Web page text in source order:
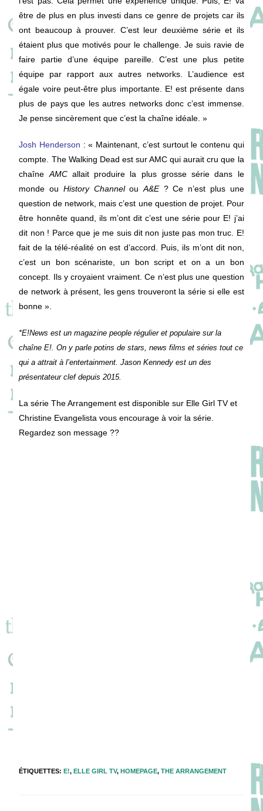
être de plus en plus investi dans ce genre de projets car ils
ont beaucoup à prouver. C’est leur deuxième série et ils
étaient plus que motivés pour le challenge. Je suis ravie de
faire partie d’une équipe pareille. C’est une plus petite
équipe par rapport aux autres networks. L’audience est
égale voire peut-être plus importante. E! est présente dans
plus de pays que les autres networks donc c’est immense.
Je pense sincèrement que c’est la chaîne idéale. »
Josh Henderson : « Maintenant, c’est surtout le contenu qui
compte. The Walking Dead est sur AMC qui aurait cru que la
chaîne AMCallait produire la plus grosse série dans le
monde ou History Channelou A&E? Ce n’est plus une
question de network, mais c’est une question de projet. Pour
être honnête quand, ils m’ont dit c’est une série pour E! j’ai
dit non ! Parce que je me suis dit non juste pas mon truc. E!
fait de la télé-réalité on est d’accord. Puis, ils m’ont dit non,
c’est un bon scénariste, un bon script et on a un bon
concept. Ils y croyaient vraiment. Ce n’est plus une question
de network à présent, les gens trouveront la série si elle est
bonne ».
*E!News est un magazine people régulier et populaire sur la
chaîne E!. On y parle potins de stars, news films et séries tout ce
qui a attrait à l’entertainment. Jason Kennedy est un des
présentateur clef depuis 2015.
La série The Arrangement est disponible sur Elle Girl TV et
Christine Evangelista vous encourage à voir la série.
Regardez son message ??
ÉTIQUETTES:E!, ELLE GIRL TV, HOMEPAGE, THE ARRANGEMENT